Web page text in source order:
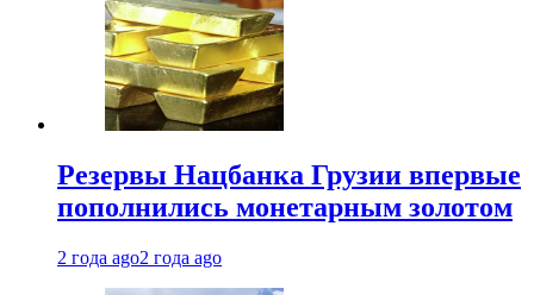
Резервы Нацбанка Грузии впервые
пополнились монетарным золотом
2 года ago2 года ago